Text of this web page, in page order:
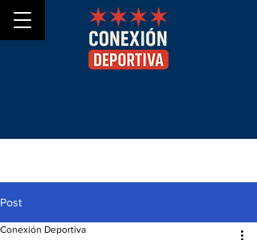
Post
Conexión Deportiva